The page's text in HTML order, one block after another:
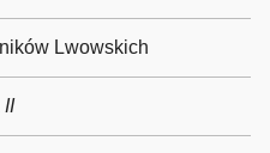
Lwowskich
II